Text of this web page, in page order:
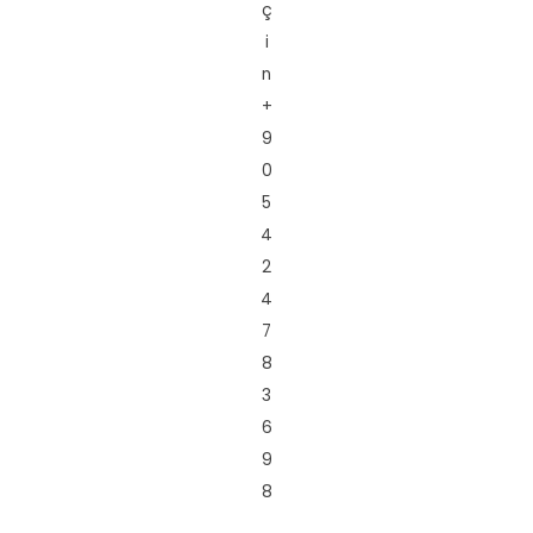
ç
i
n
+
9
0
5
4
2
4
7
8
3
6
9
8